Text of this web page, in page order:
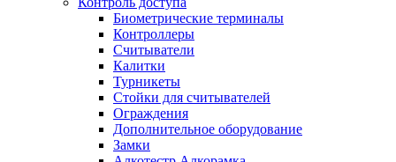
Биометрические терминалы
Контроллеры
Считыватели
Калитки
Турникеты
Стойки для считывателей
Ограждения
Дополнительное оборудование
Замки